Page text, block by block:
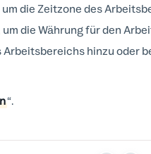
die Zeitzone des
die Währung für den
hinzu oder
“.